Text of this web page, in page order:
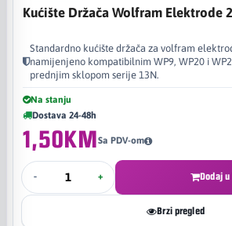
Kućište Držača Wolfram Elektrode
Standardno kućište držača za volfram
namijenjeno kompatibilnim WP9, WP20 i
prednjim sklopom serije 13N.
Na stanju
Dostava 24-48h
1,50KMSa PDV-om
- + Dodaj
Brzi pregled